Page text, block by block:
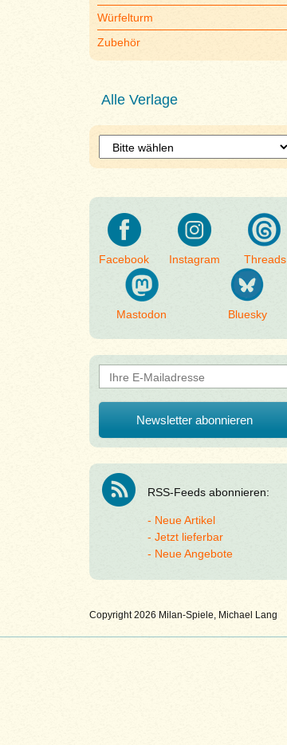
Würfelturm
Zubehör
Alle Verlage
Facebook Instagram Threads
Mastodon Bluesky
RSS-Feeds abonnieren:
Neue Artikel
Jetzt lieferbar
Neue Angebote
Copyright 2026 Milan-Spiele, Michael Lang